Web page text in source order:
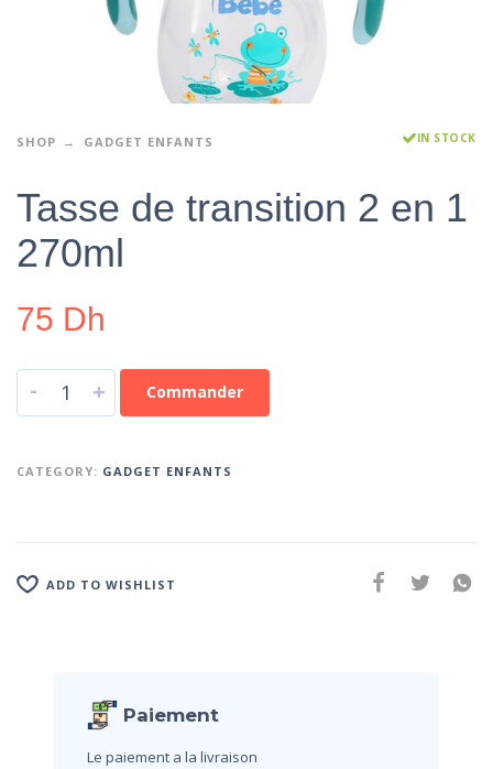
SHOP GADGET ENFANTS IN STOCK
Tasse de transition 2 en 1
270ml
75 Dh
- + Commander
CATEGORY: GADGET ENFANTS
ADD TO WISHLIST
Paiement
Le paiement a la livraison